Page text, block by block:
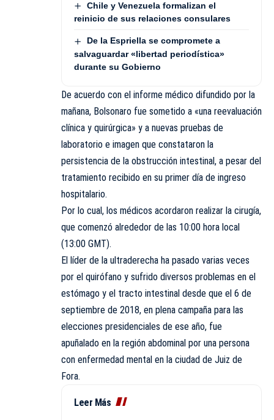
Chile y Venezuela formalizan el
reinicio de sus relaciones consulares
De la Espriella se compromete a
salvaguardar «libertad periodística»
durante su Gobierno
De acuerdo con el informe médico difundido por la
mañana, Bolsonaro fue sometido a «una reevaluación
clínica y quirúrgica» y a nuevas pruebas de
laboratorio e imagen que constataron la
persistencia de la obstrucción intestinal, a pesar del
tratamiento recibido en su primer día de ingreso
hospitalario.
Por lo cual, los médicos acordaron realizar la cirugía,
que comenzó alrededor de las 10:00 hora local
(13:00 GMT).
El líder de la ultraderecha ha pasado varias veces
por el quirófano y sufrido diversos problemas en el
estómago y el tracto intestinal desde que el 6 de
septiembre de 2018, en plena campaña para las
elecciones presidenciales de ese año, fue
apuñalado en la región abdominal por una persona
con enfermedad mental en la ciudad de Juiz de
Fora.
Leer Más